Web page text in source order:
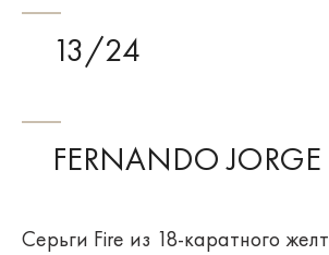
13/24
FERNANDO JORGE
Серьги Fire из 18-каратного